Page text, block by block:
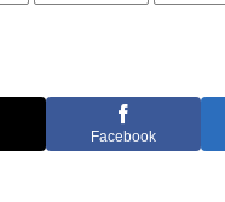
Facebook